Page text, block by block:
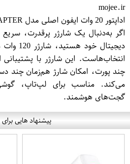
mojee.ir
اداپتور 20 وات ایفون اصلی مدل 20W POWER ADAPTER
اگر به‌دنبال یک شارژر پرقدرت،
انتخاب‌هاست. این شارژر با
چند پورت، امکان شارژ هم‌زمان چند
می‌کند. مناسب برای لپ‌تاپ،
گجت‌های هوشمند.
پیشنهاد هایی